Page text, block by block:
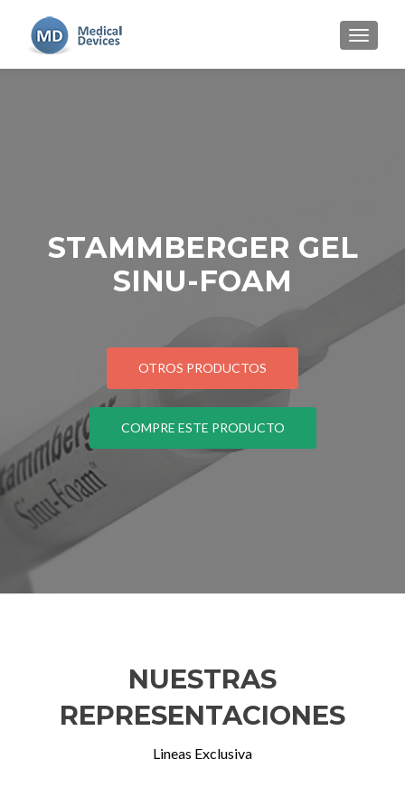
STAMMBERGER GEL
SINU-FOAM
OTROS PRODUCTOS
COMPRE ESTE PRODUCTO
NUESTRAS
REPRESENTACIONES
Lineas Exclusiva